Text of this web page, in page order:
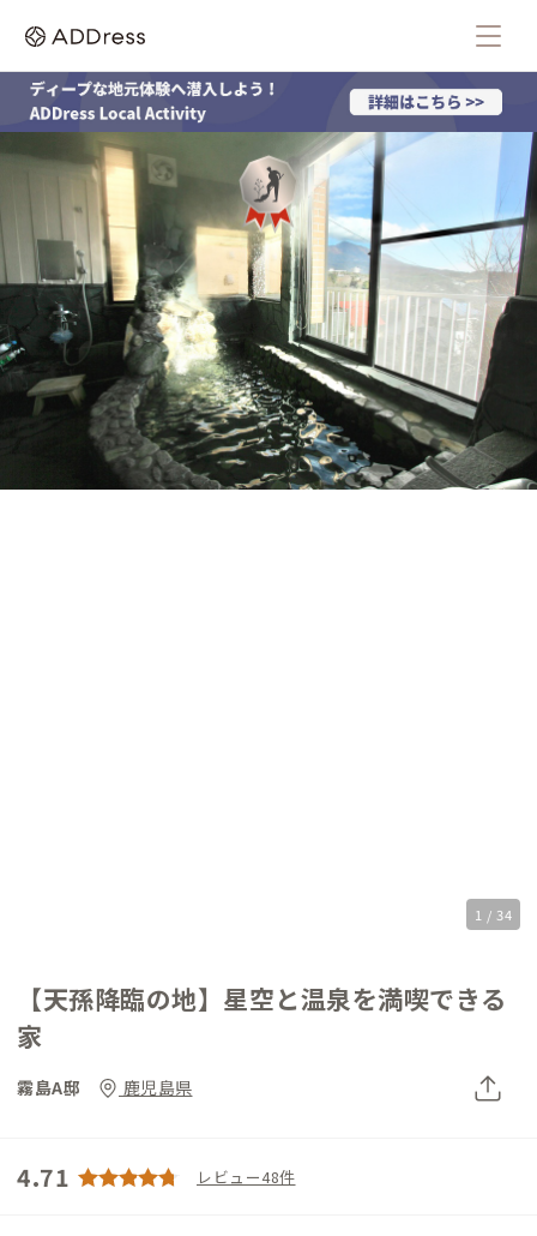
1 / 34
【天孫降臨の地】星空と温泉を満喫できる
家
霧島A邸 鹿児島県
4.71 レビュー48件